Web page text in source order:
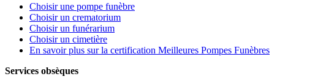
Choisir une pompe funèbre
Choisir un crematorium
Choisir un funérarium
Choisir un cimetière
En savoir plus sur la certification Meilleures Pompes Funèbres
Services obsèques